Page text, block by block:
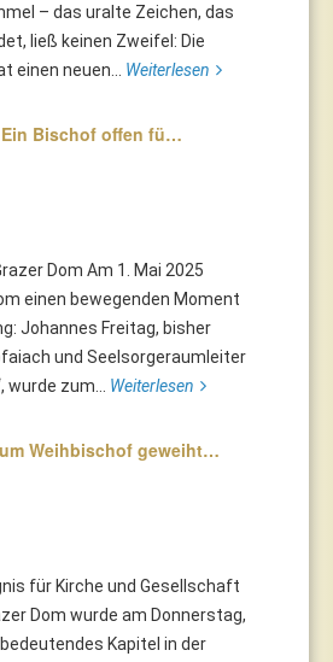
– das uralte Zeichen, das
ließ keinen Zweifel: Die
einen neuen... Weiterlesen
Bischof offen fü…
Dom Am 1. Mai 2025
einen bewegenden Moment
Johannes Freitag, bisher
und Seelsorgeraumleiter
wurde zum... Weiterlesen
Weihbischof geweiht…
für Kirche und Gesellschaft
Dom wurde am Donnerstag,
Kapitel in der